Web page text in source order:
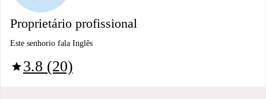
Proprietário profissional
Este senhorio fala Inglês
star3.8 (20)